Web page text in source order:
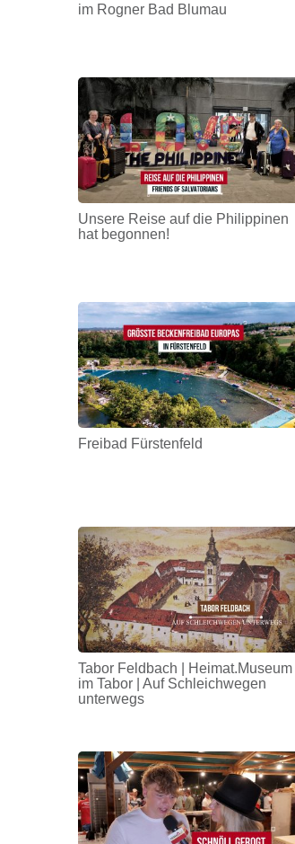
im Rogner Bad Blumau
Unsere Reise auf die Philippinen
hat begonnen!
Freibad Fürstenfeld
Tabor Feldbach | Heimat.Museum
im Tabor | Auf Schleichwegen
unterwegs